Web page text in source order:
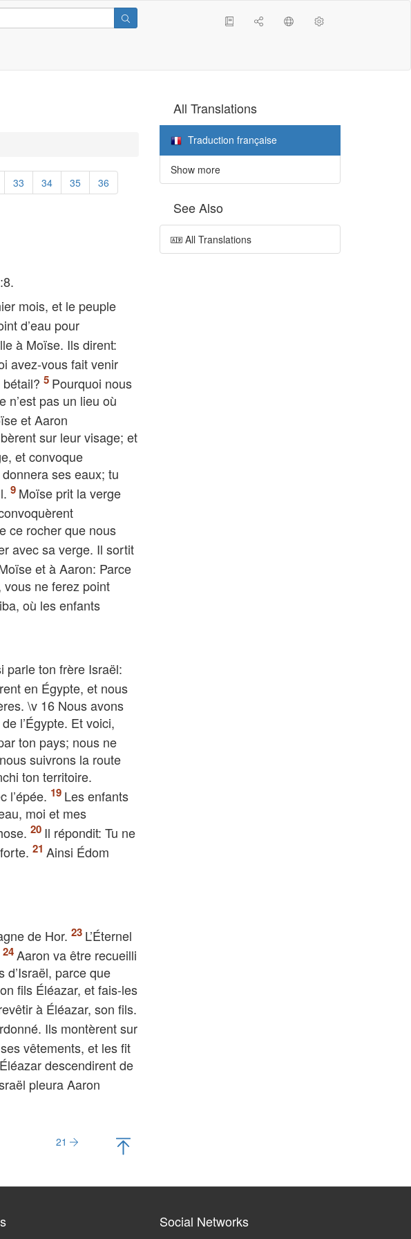
33 34 35 36
mois, et le peuple
d’eau pour
à Moïse. Ils dirent:
avez-vous fait venir
Pourquoi nous
n’est pas un lieu où
et Aaron
sur leur visage; et
et convoque
ses eaux; tu
Moïse prit la verge
ce rocher que nous
avec sa verge. Il sortit
et à Aaron: Parce
vous ne ferez point
où les enfants
parle ton frère Israël:
en Égypte, et nous
\v 16 Nous avons
l’Égypte. Et voici,
ton pays; nous ne
suivrons la route
ton territoire.
l’épée.
Les enfants
moi et mes
Il répondit: Tu ne
Ainsi Édom
de Hor.
L’Éternel
Aaron va être recueilli
d’Israël, parce que
fils Éléazar, et fais-les
à Éléazar, son fils.
Ils montèrent sur
vêtements, et les fit
descendirent de
pleura Aaron
21
All Translations
Traduction française
Show more
See Also
All Translations
Social Networks